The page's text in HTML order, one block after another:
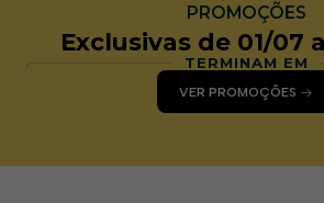
PROMOÇÕES
Exclusivas de 01/07
TERMINAM EM
VER PROMOÇÕES